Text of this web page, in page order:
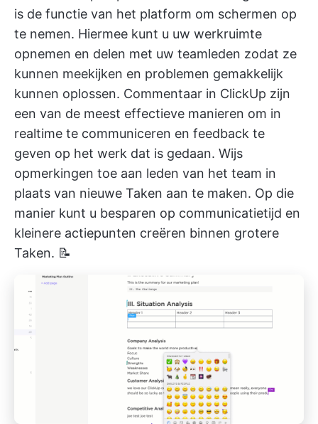
is de functie van het platform om schermen op
te nemen. Hiermee kunt u uw werkruimte
opnemen en delen met uw teamleden zodat ze
kunnen meekijken en problemen gemakkelijk
kunnen oplossen. Commentaar in ClickUp zijn
een van de meest effectieve manieren om in
realtime te communiceren en feedback te
geven op het werk dat is gedaan. Wijs
opmerkingen toe aan leden van het team in
plaats van nieuwe Taken aan te maken. Op die
manier kunt u besparen op communicatietijd en
kleinere actiepunten creëren binnen grotere
Taken. 📝